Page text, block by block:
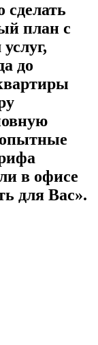
сделать
план с
до
опытные
в офисе
для Вас».